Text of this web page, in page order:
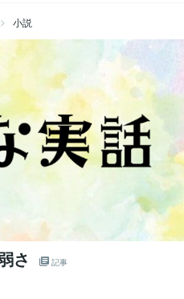
小説
さ 記事